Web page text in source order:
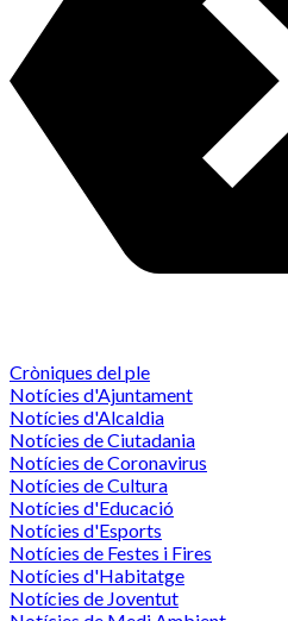
Cròniques del ple
Notícies d'Ajuntament
Notícies d'Alcaldia
Notícies de Ciutadania
Notícies de Coronavirus
Notícies de Cultura
Notícies d'Educació
Notícies d'Esports
Notícies de Festes i Fires
Notícies d'Habitatge
Notícies de Joventut